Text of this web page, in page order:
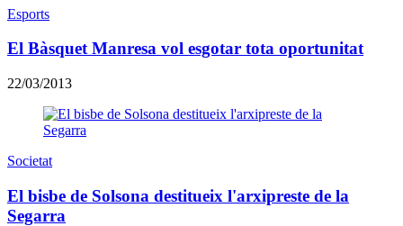
Esports
El Bàsquet Manresa vol esgotar tota oportunitat
22/03/2013
Societat
El bisbe de Solsona destitueix l'arxipreste de la
Segarra